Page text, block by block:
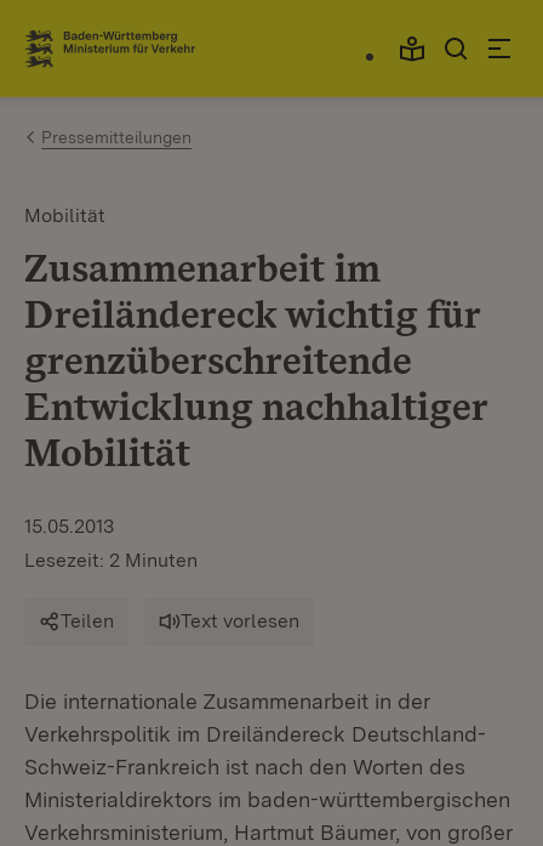
Zum Inhalt springen
Link zur Startseite
Pressemitteilungen
Mobilität
Zusammenarbeit im
Dreiländereck wichtig für
grenzüberschreitende
Entwicklung nachhaltiger
Mobilität
15.05.2013
Lesezeit: 2 Minuten
Teilen Text vorlesen
Die internationale Zusammenarbeit in der
Verkehrspolitik im Dreiländereck Deutschland-
Schweiz-Frankreich ist nach den Worten des
Ministerialdirektors im baden-württembergischen
Verkehrsministerium, Hartmut Bäumer, von großer